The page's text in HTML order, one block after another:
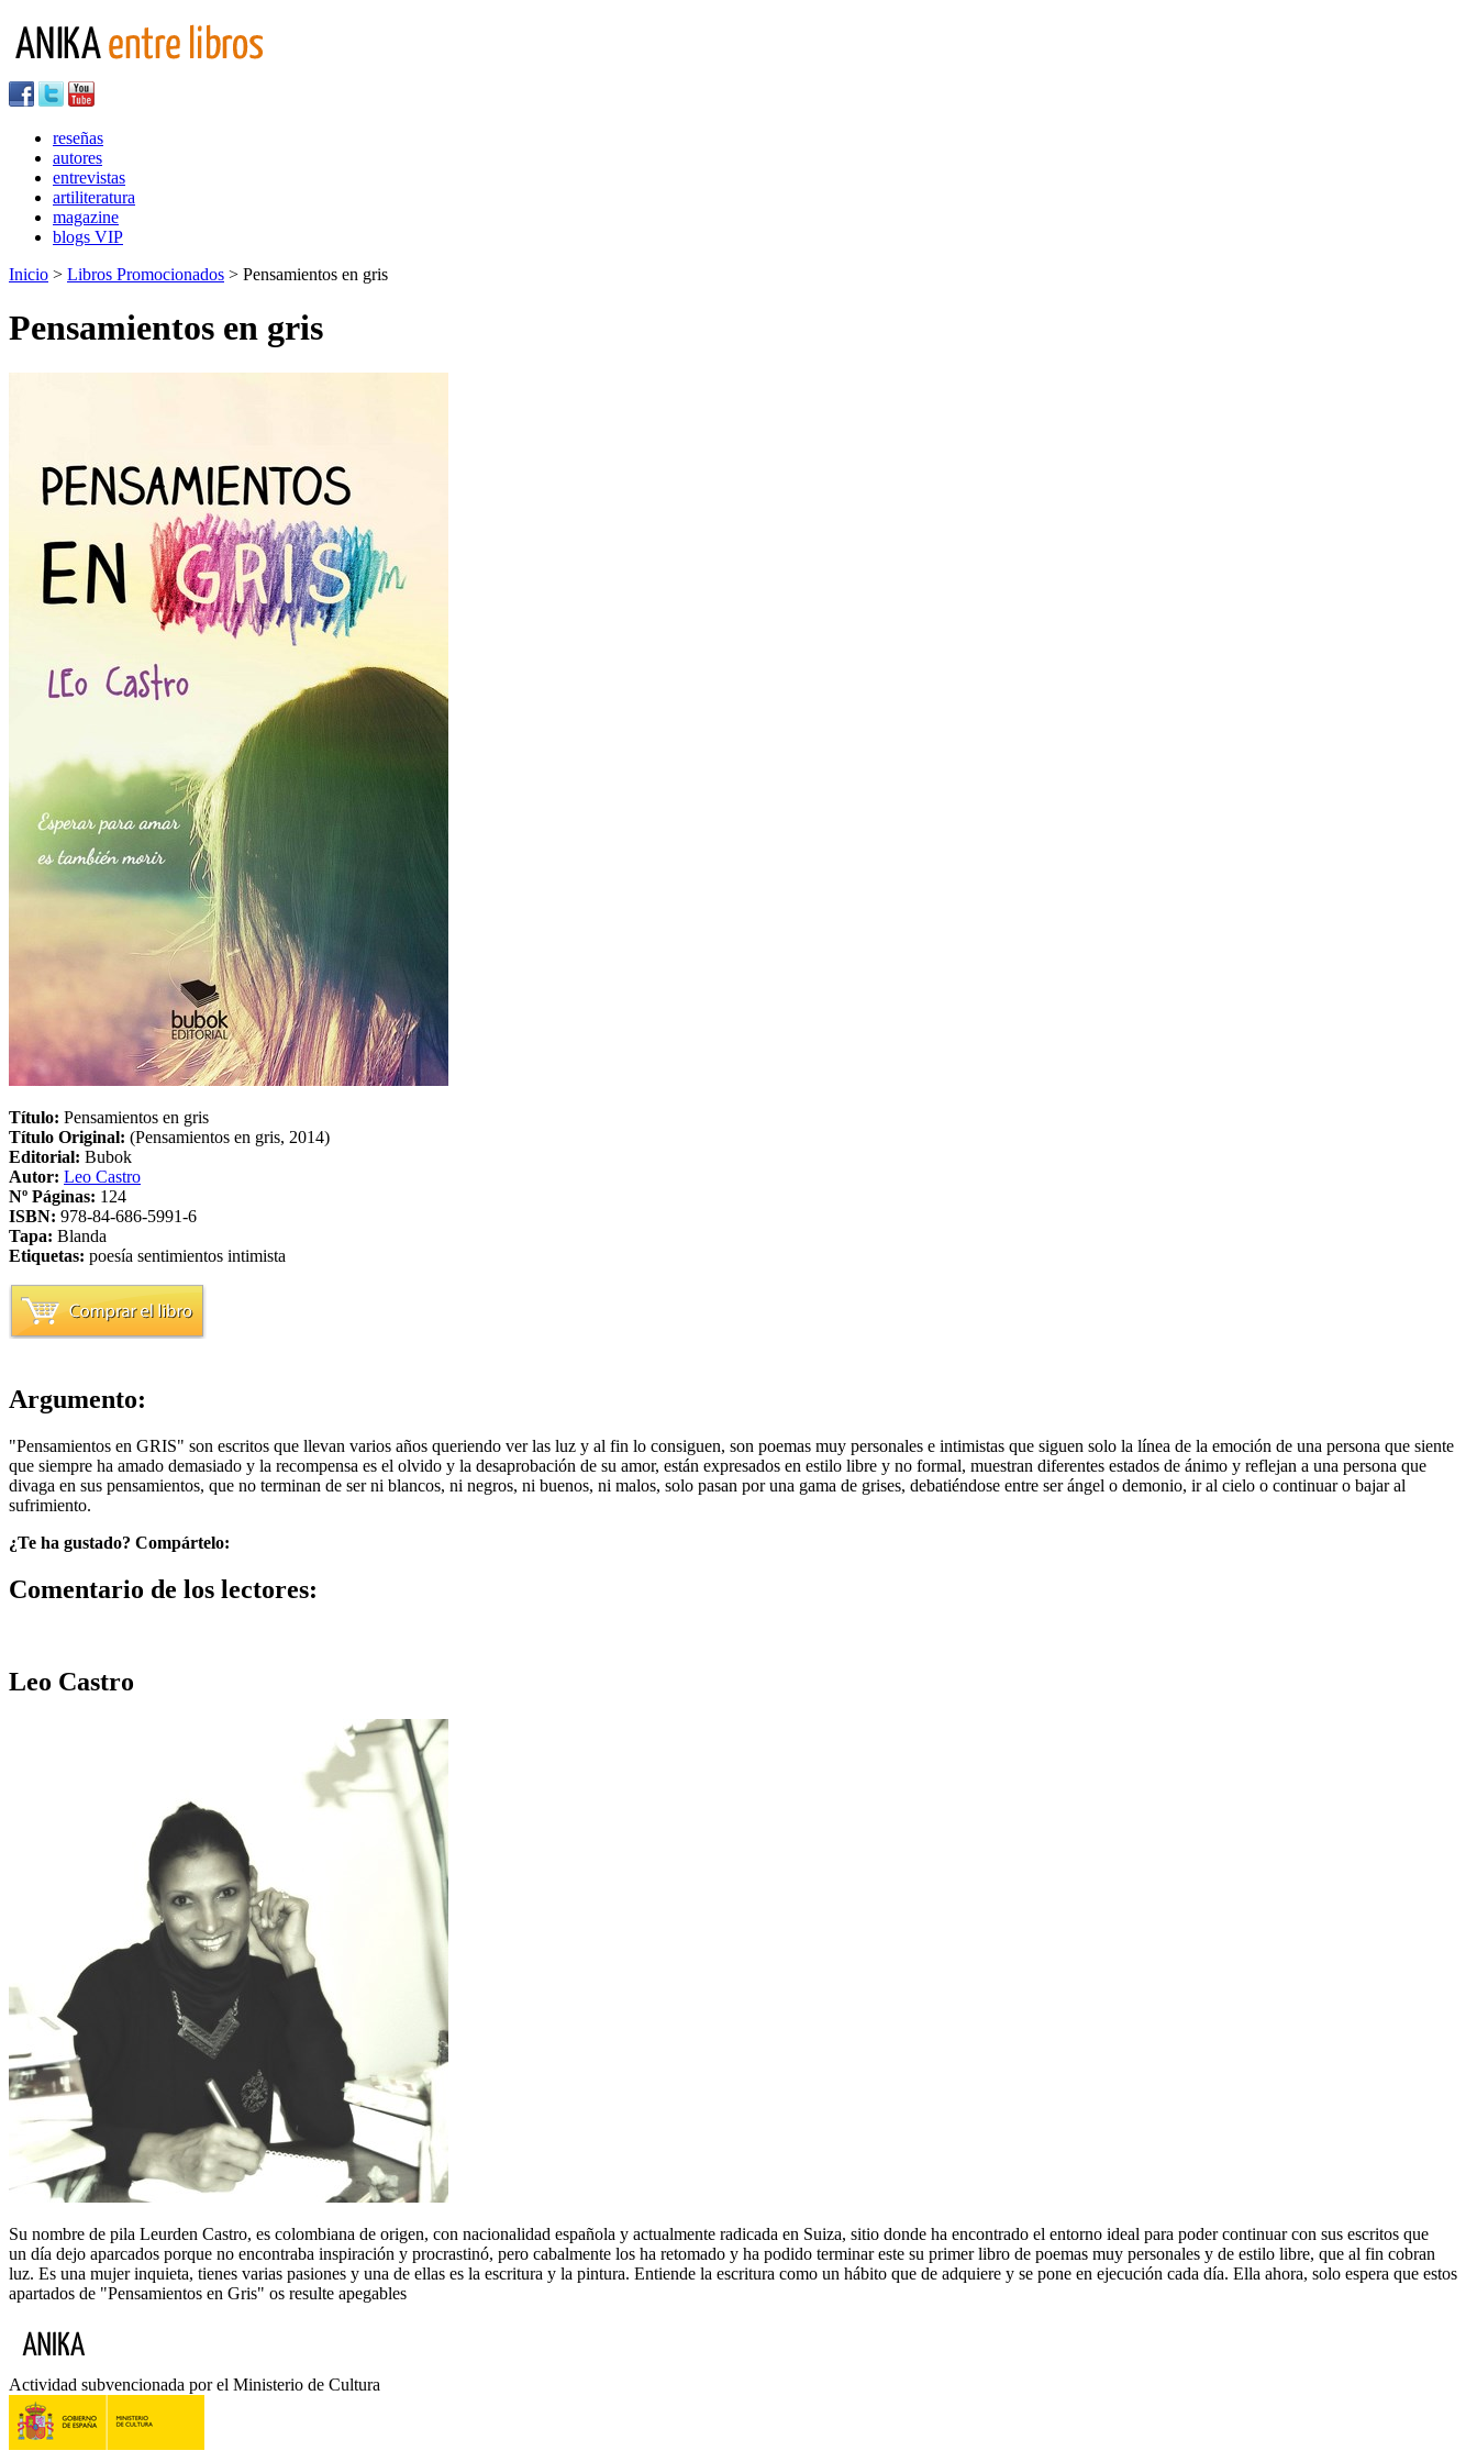
reseñas
autores
entrevistas
artiliteratura
magazine
blogs VIP
Inicio > Libros Promocionados > Pensamientos en gris
Pensamientos en gris
Título: Pensamientos en gris
Título Original: (Pensamientos en gris, 2014)
Editorial: Bubok
Autor: Leo Castro
Nº Páginas: 124
ISBN: 978-84-686-5991-6
Tapa: Blanda
Etiquetas: poesía sentimientos intimista
Argumento:
"Pensamientos en GRIS" son escritos que llevan varios años queriendo ver las luz y al fin lo consiguen, son poemas muy personales e intimistas que siguen solo la línea de la emoción de una persona que siente
que siempre ha amado demasiado y la recompensa es el olvido y la desaprobación de su amor, están expresados en estilo libre y no formal, muestran diferentes estados de ánimo y reflejan a una persona que
divaga en sus pensamientos, que no terminan de ser ni blancos, ni negros, ni buenos, ni malos, solo pasan por una gama de grises, debatiéndose entre ser ángel o demonio, ir al cielo o continuar o bajar al
sufrimiento.
¿Te ha gustado? Compártelo:
Comentario de los lectores:
Leo Castro
Su nombre de pila Leurden Castro, es colombiana de origen, con nacionalidad española y actualmente radicada en Suiza, sitio donde ha encontrado el entorno ideal para poder continuar con sus escritos que
un día dejo aparcados porque no encontraba inspiración y procrastinó, pero cabalmente los ha retomado y ha podido terminar este su primer libro de poemas muy personales y de estilo libre, que al fin cobran
luz. Es una mujer inquieta, tienes varias pasiones y una de ellas es la escritura y la pintura. Entiende la escritura como un hábito que de adquiere y se pone en ejecución cada día. Ella ahora, solo espera que estos
apartados de "Pensamientos en Gris" os resulte apegables
Actividad subvencionada por el Ministerio de Cultura